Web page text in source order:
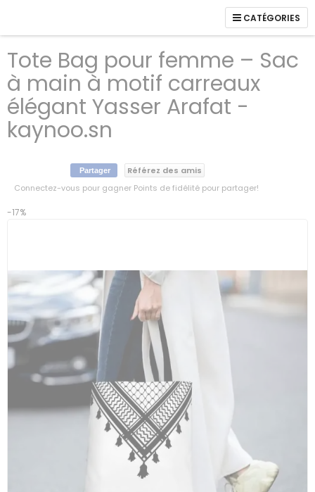
CATÉGORIES
Tote Bag pour femme – Sac
à main à motif carreaux
élégant Yasser Arafat -
kaynoo.sn
Partager
Référez des amis
Connectez-vous pour gagner Points de fidélité pour partager!
Skip
the
images
gallery
-17%